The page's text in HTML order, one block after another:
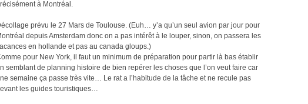
à Montréal.
prévu le 27 Mars de Toulouse. (Euh… y’a qu’un seul avion par jour pour
depuis Amsterdam donc on a pas intérêt à le louper, sinon, on passera les
en hollande et pas au canada gloups.)
pour New York, il faut un minimum de préparation pour partir là bas établir
semblant de planning histoire de bien repérer les choses que l’on veut faire car
semaine ça passe très vite… Le rat a l’habitude de la tâche et ne recule pas
les guides touristiques…